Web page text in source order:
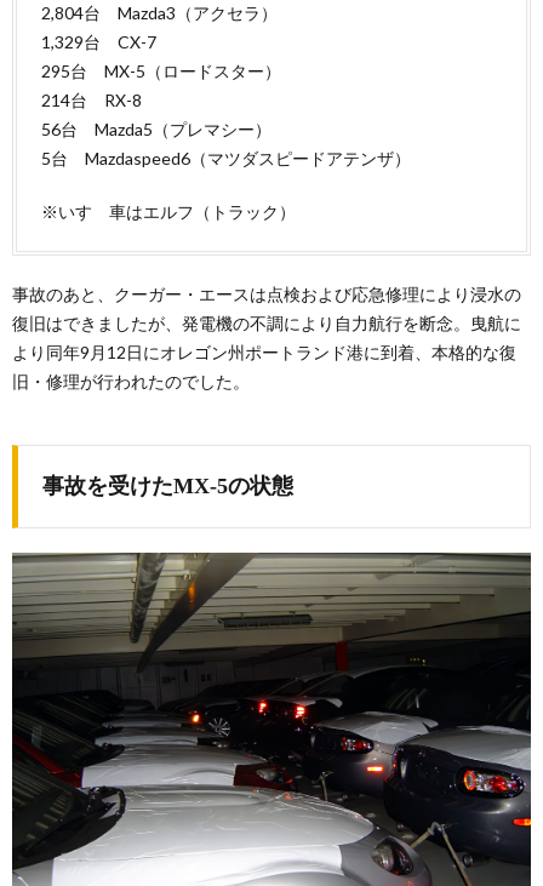
2,804台 Mazda3（アクセラ）
1,329台 CX-7
295台 MX-5（ロードスター）
214台 RX-8
56台 Mazda5（プレマシー）
5台 Mazdaspeed6（マツダスピードアテンザ）
※いすゞ車はエルフ（トラック）
事故のあと、クーガー・エースは点検および応急修理により浸水の
復旧はできましたが、発電機の不調により自力航行を断念。曳航に
より同年9月12日にオレゴン州ポートランド港に到着、本格的な復
旧・修理が行われたのでした。
事故を受けたMX-5の状態